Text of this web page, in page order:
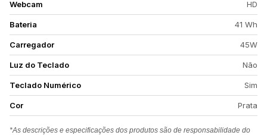
Webcam HD
Bateria 41 Wh
Carregador 45W
Luz do Teclado Não
Teclado Numérico Sim
Cor Prata
*As descrições e especificações dos produtos são de responsabilidade do